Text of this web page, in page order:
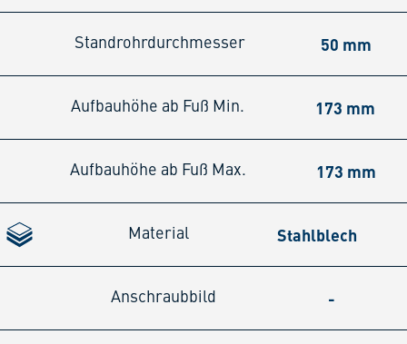
Standrohrdurchmesser 50 mm
Aufbauhöhe ab Fuß Min. 173 mm
Aufbauhöhe ab Fuß Max. 173 mm
Material Stahlblech
Anschraubbild -